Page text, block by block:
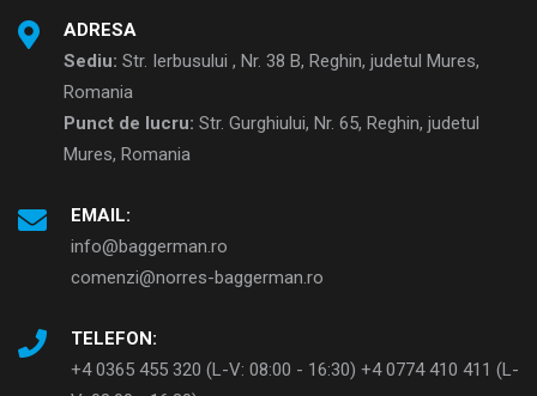
ADRESA
Sediu: Str. Ierbusului , Nr. 38 B, Reghin, judetul Mures,
Romania
Punct de lucru: Str. Gurghiului, Nr. 65, Reghin, judetul
Mures, Romania
EMAIL:
info@baggerman.ro
comenzi@norres-baggerman.ro
TELEFON:
+4 0365 455 320 (L-V: 08:00 - 16:30) +4 0774 410 411 (L-